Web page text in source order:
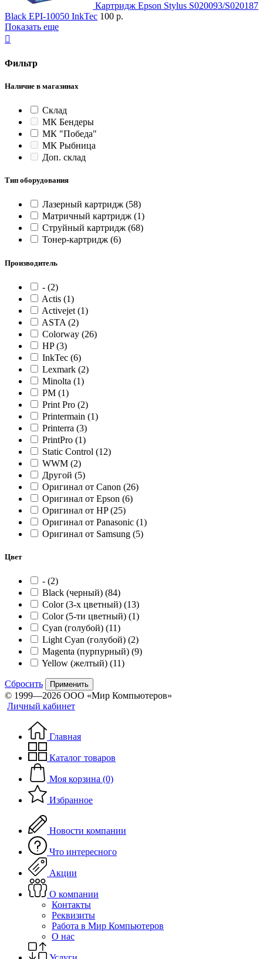
Картридж Epson Stylus S020093/S020187
Black EPI-10050 InkTec 100 р.
Показать еще

Фильтр
Наличие в магазинах
Склад
МК Бендеры
МК "Победа"
МК Рыбница
Доп. склад
Тип оборудования
Лазерный картридж (58)
Матричный картридж (1)
Струйный картридж (68)
Тонер-картридж (6)
Производитель
- (2)
Actis (1)
Activejet (1)
ASTA (2)
Colorway (26)
HP(3)
InkTec (6)
Lexmark (2)
Minolta (1)
PM (1)
Print Pro (2)
Printermain (1)
Printerra (3)
PrintPro (1)
Static Control (12)
WWM (2)
Другой (5)
Оригинал от Canon (26)
Оригинал от Epson (6)
Оригинал от HP(25)
Оригинал от Panasonic (1)
Оригинал от Samsung (5)
Цвет
- (2)
Black (черный) (84)
Color (3-x цветный) (13)
Color (5-ти цветный) (1)
Cyan (голубой) (11)
Light Cyan (голубой) (2)
Magenta (пурпурный) (9)
Yellow (желтый) (11)
Сбросить Применить
© 1999—2026 ООО «Мир Компьютеров»
Личный кабинет
Главная
Каталог товаров
Моя корзина (0)
Избранное
Новости компании
Что интересного
Акции
О компании
Контакты
Реквизиты
Работа в Мир Компьютеров
О нас